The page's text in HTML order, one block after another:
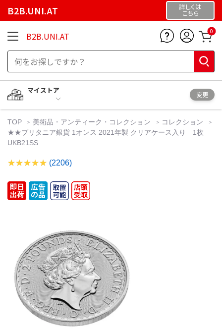
B2B.UNI.AT 詳しくは
こちら
B2B.UNI.AT 0
マイストア
変更
TOP 美術品・アンティーク・コレクション
コレクション
★★ブリタニア銀貨 1オンス 2021年製 クリアケース入り 1枚
UKB21SS
(2206)